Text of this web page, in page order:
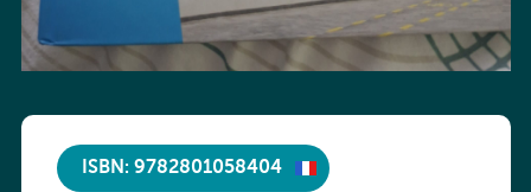
ISBN: 9782801058404